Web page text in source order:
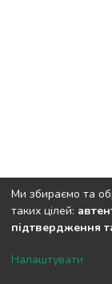
DSpace
Ми збираємо та
таких цілей:
підтвердження
Налаштувати